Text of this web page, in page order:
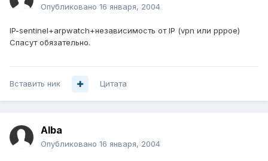
Опубликовано 16 января, 2004
IP-sentinel+arpwatch+независимость от IP (vpn или pppoe)
Спасут обязательно.
Вставить ник Цитата
Alba
Опубликовано 16 января, 2004